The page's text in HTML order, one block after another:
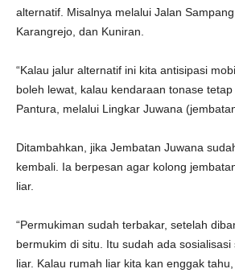
alternatif. Misalnya melalui Jalan
Karangrejo, dan Kuniran.
“Kalau jalur alternatif ini kita antisipasi
boleh lewat, kalau kendaraan tonase
Pantura, melalui Lingkar Juwana
Ditambahkan, jika Jembatan Juwana
kembali. Ia berpesan agar kolong
liar.
“Permukiman sudah terbakar, setelah
bermukim di situ. Itu sudah ada
liar. Kalau rumah liar kita kan enggak